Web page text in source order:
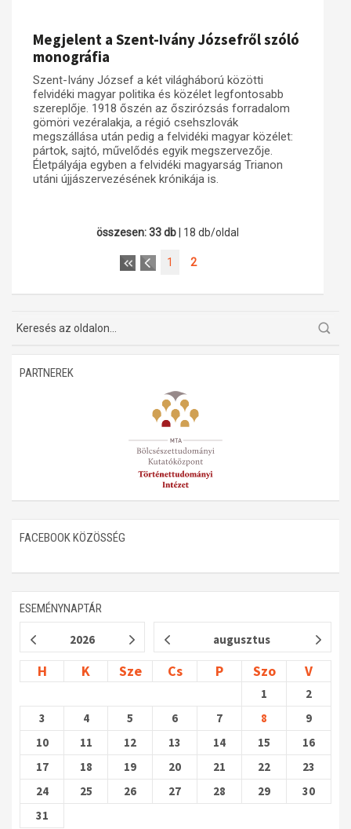
Megjelent a Szent-Ivány Józsefről szóló
monográfia
Szent-Ivány József a két világháború közötti
felvidéki magyar politika és közélet legfontosabb
szereplője. 1918 őszén az őszirózsás forradalom
gömöri vezéralakja, a régió csehszlovák
megszállása után pedig a felvidéki magyar közélet:
pártok, sajtó, művelődés egyik megszervezője.
Életpályája egyben a felvidéki magyarság Trianon
utáni újjászervezésének krónikája is.
összesen: 33 db | 18 db/oldal
1 2
PARTNEREK
FACEBOOK KÖZÖSSÉG
ESEMÉNYNAPTÁR
2026 augusztus
H K Sze Cs P Szo V
1
2
3
4 5 6 7 8
9
10
11 12 13 14 15
16
17
18 19 20 21 22
23
24
25 26 27 28 29
30
31